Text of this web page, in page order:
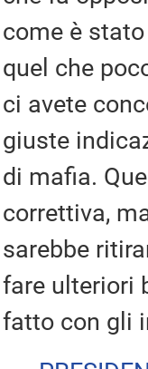
come è
quel che
ci avete
giuste
di mafia.
correttiva,
sarebbe
fare ulteriori
fatto con gli